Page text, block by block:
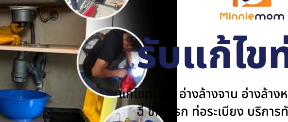
รับแก้ไข
แก้ไขท่อตัน อ่างล้างจาน อ่างล้า
ฉี่ ชักโครก ท่อระเบียง บริการ